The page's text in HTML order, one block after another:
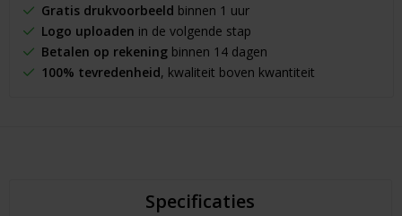
Gratis drukvoorbeeld binnen 1 uur
Logo uploaden in de volgende stap
Betalen op rekeningbinnen 14 dagen
100% tevredenheid, kwaliteit boven kwantiteit
Specificaties